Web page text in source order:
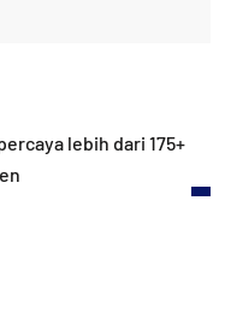
lebih dari 175+